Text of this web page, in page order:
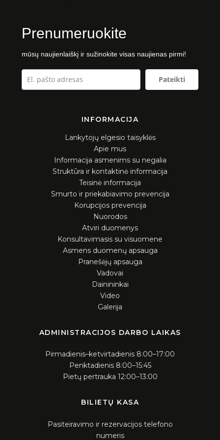
Galerija
2021 m.
2022 m.
2023 m.
2025 m.
Dalyviai
Vidaus kontrolės dokumentai
Planavimo dokumentai
Darbuotojų, civilinės ir gaisrinės saugos
Konkursai ir laisvos darbo vietos
Prenumeruokite
mūsų naujienlaiškį ir sužinokite visas naujienas pirmi!
Pateikti
INFORMACIJA
Lankytojų elgesio taisyklės
Apie mus
Informacija asmenims su negalia
Struktūra ir kontaktinė informacija
Teisinė informacija
Smurto ir priekabiavimo prevencija
Korupcijos prevencija
Nuorodos
Atviri duomenys
Konsultavimasis su visuomene
Asmens duomenų apsauga
Pranešėjų apsauga
Vadovai
Dainininkai
Video
Galerija
ADMINISTRACIJOS DARBO LAIKAS
Pirmadienis–ketvirtadienis 8:00–17:00
Penktadienis 8:00–15:45
Pietų pertrauka 12:00–13:00
BILIETŲ KASA
Pasiteiravimo ir rezervacijos telefono
numeris